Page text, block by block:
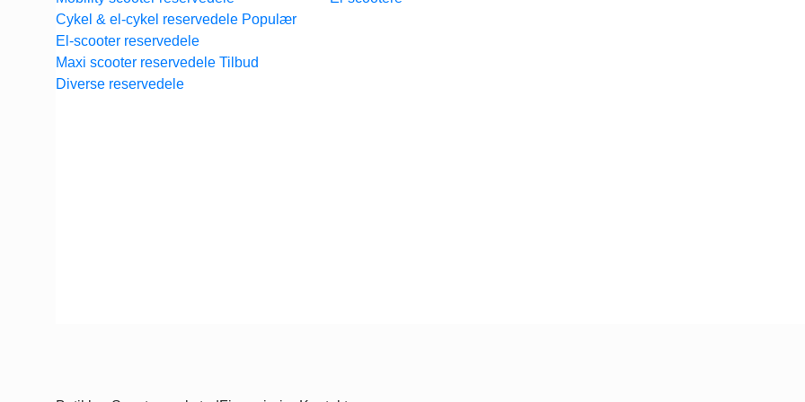
Cykel & el-cykel reservedele
El-scooter reservedele
Maxi scooter reservedele
Diverse reservedele